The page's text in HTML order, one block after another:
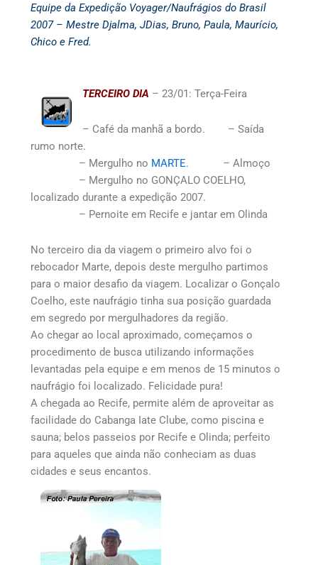
Equipe da Expedição Voyager/Naufrágios do Brasil
2007 – Mestre Djalma, JDias, Bruno, Paula, Maurício,
Chico e Fred.
TERCEIRO DIA – 23/01: Terça-Feira
– Café da manhã a bordo. – Saída
rumo norte.
– Mergulho no MARTE. – Almoço
– Mergulho no GONÇALO COELHO,
localizado durante a expedição 2007.
– Pernoite em Recife e jantar em Olinda
No terceiro dia da viagem o primeiro alvo foi o
rebocador Marte, depois deste mergulho partimos
para o maior desafio da viagem. Localizar o Gonçalo
Coelho, este naufrágio tinha sua posição guardada
em segredo por mergulhadores da região.
Ao chegar ao local aproximado, começamos o
procedimento de busca utilizando informações
levantadas pela equipe e em menos de 15 minutos o
naufrágio foi localizado. Felicidade pura!
A chegada ao Recife, permite além de aproveitar as
facilidade do Cabanga Iate Clube, como piscina e
sauna; belos passeios por Recife e Olinda; perfeito
para aqueles que ainda não conheciam as duas
cidades e seus encantos.